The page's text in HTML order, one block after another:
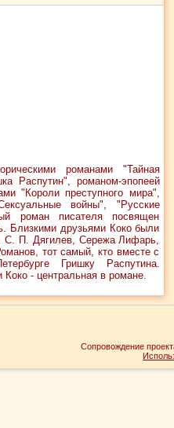
романами "Тайная
Распутин", романом-эпопеей
"Короли преступного мира",
войны", "Русские
роман писателя посвящен
Близкими друзьями Коко были
П. Дягилев, Сережа Лифарь,
тот самый, кто вместе с
Гришку Распутина.
Коко - центральная в романе.
Сопровождение